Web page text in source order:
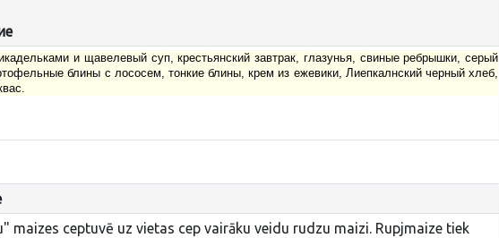
и щавелевый суп, крестьянский завтрак, глазунья, свиные ребрышки, серый
блины с лососем, тонкие блины, крем из ежевики, Лиепкалнский черный хлеб,
maizes ceptuvē uz vietas cep vairāku veidu rudzu maizi. Rupjmaize tiek